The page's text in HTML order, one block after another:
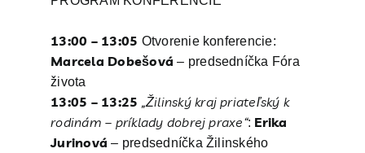
13:00 – 13:05 Otvorenie konferencie:
Marcela Dobešová – predsedníčka Fóra
života
13:05 – 13:25 „Žilinský kraj priateľský k
rodinám – príklady dobrej praxe“: Erika
Jurinová – predsedníčka Žilinského